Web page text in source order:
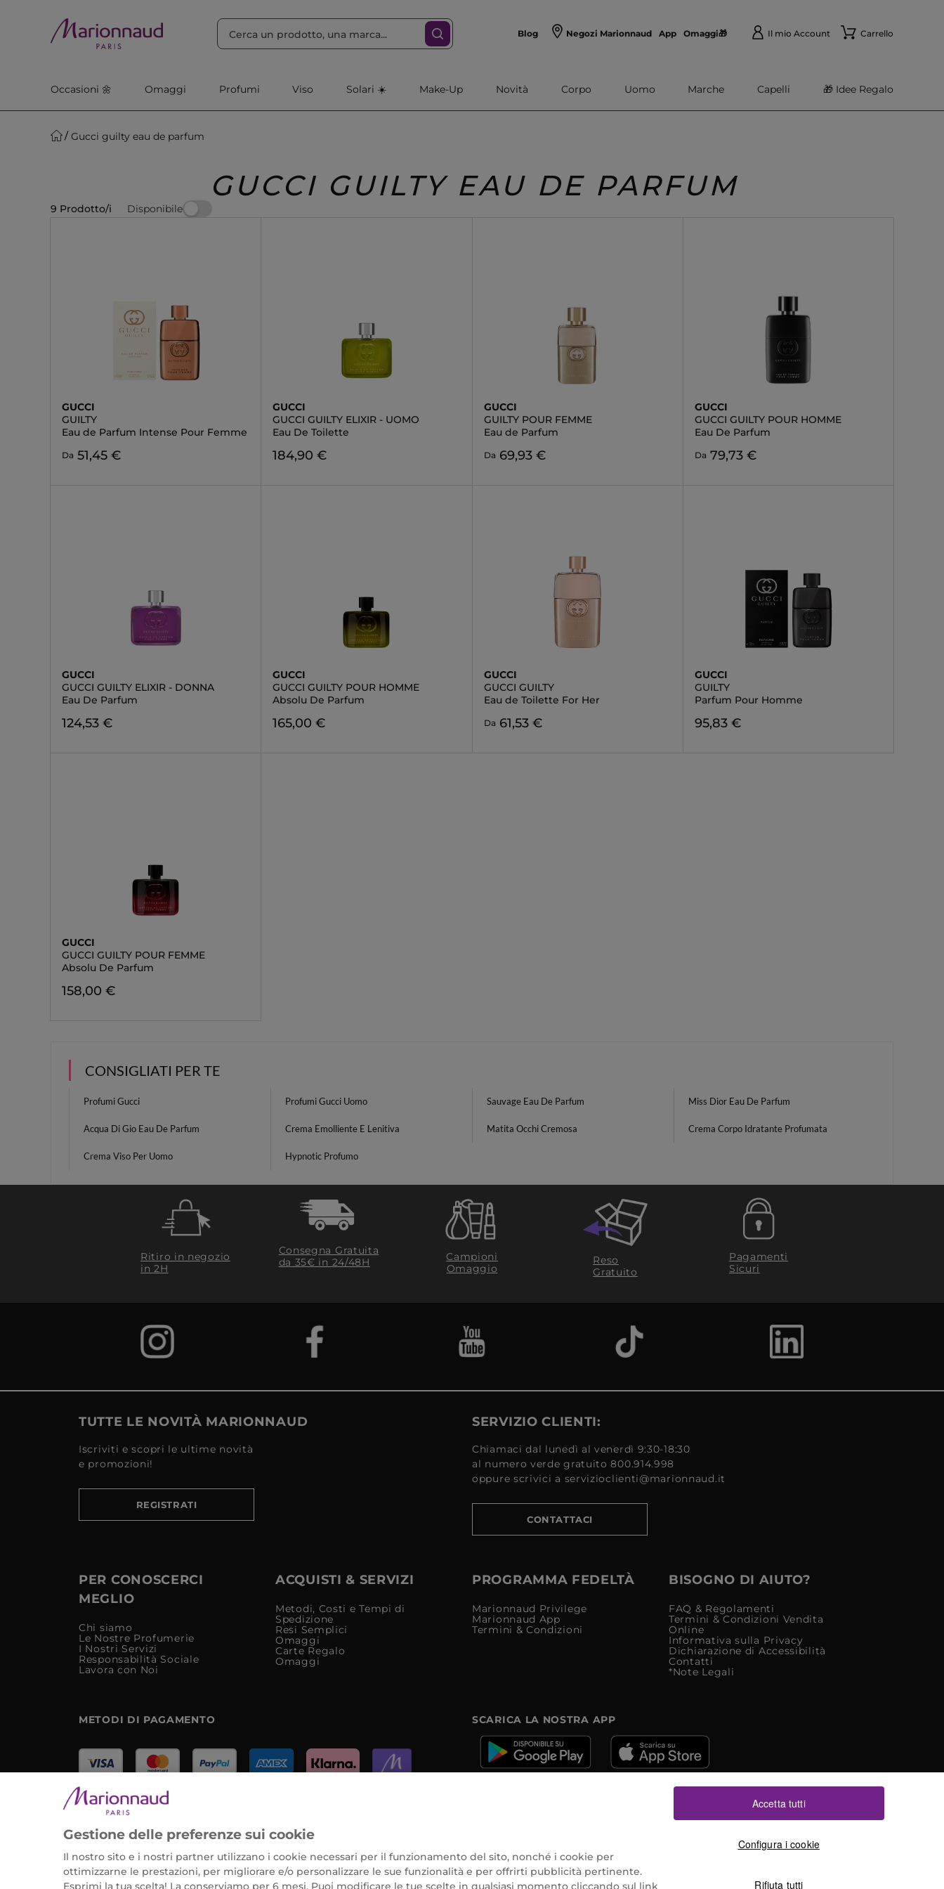
Blog Negozi Marionnaud App Omaggi🎁 Il mio Account Carrello
Occasioni 🌼 Omaggi Profumi Viso Solari ☀️ Make-Up Novità Corpo Uomo Marche Capelli 🎁 Idee Regalo
Gucci guilty eau de parfum
GUCCI GUILTY EAU DE PARFUM
9 Prodotto/i Disponibile
GUCCI
GUILTY
Eau de Parfum Intense Pour Femme
Da 51,45 €
GUCCI
GUCCI GUILTY ELIXIR - UOMO
Eau De Toilette
184,90 €
GUCCI
GUILTY POUR FEMME
Eau de Parfum
Da 69,93 €
GUCCI
GUCCI GUILTY POUR HOMME
Eau De Parfum
Da 79,73 €
GUCCI
GUCCI GUILTY ELIXIR - DONNA
Eau De Parfum
124,53 €
GUCCI
GUCCI GUILTY POUR HOMME
Absolu De Parfum
165,00 €
GUCCI
GUCCI GUILTY
Eau de Toilette For Her
Da 61,53 €
GUCCI
GUILTY
Parfum Pour Homme
95,83 €
GUCCI
GUCCI GUILTY POUR FEMME
Absolu De Parfum
158,00 €
CONSIGLIATI PER TE
Profumi Gucci Profumi Gucci Uomo Sauvage Eau De Parfum Miss Dior Eau De Parfum
Acqua Di Gio Eau De Parfum Crema Emolliente E Lenitiva Matita Occhi Cremosa Crema Corpo Idratante Profumata
Crema Viso Per Uomo Hypnotic Profumo
Ritiro in negozio
in 2H
Consegna Gratuita
da 35€​ in 24/48H
Campioni
Omaggio
Reso
Gratuito
Pagamenti
Sicuri
TUTTE LE NOVITÀ MARIONNAUD
Iscriviti e scopri le ultime novità
e promozioni!
REGISTRATI
SERVIZIO CLIENTI:
Chiamaci dal lunedì al venerdì 9:30-18:30
al numero verde gratuito 800.914.998
oppure scrivici a servizioclienti@marionnaud.it
CONTATTACI
PER CONOSCERCI
MEGLIO
Chi siamo
Le Nostre Profumerie
I Nostri Servizi
Responsabilità Sociale
Lavora con Noi
ACQUISTI & SERVIZI
Metodi, Costi e Tempi di
Spedizione
Resi Semplici
Omaggi
Carte Regalo
Omaggi
PROGRAMMA FEDELTÀ
Marionnaud Privilege
Marionnaud App
Termini & Condizioni
BISOGNO DI AIUTO?
FAQ & Regolamenti
Termini & Condizioni Vendita
Online
Informativa sulla Privacy
Dichiarazione di Accessibilità
Contatti
*Note Legali
METODI DI PAGAMENTO
Marionnaud Parfumeries Italia S.r.l.
Largo Fiera Milano 5, 20017 Rho (MI)
REA Milano 1650024 con P.IVA 13425220152.
SCARICA LA NOSTRA APP
Gestione delle preferenze sui cookie
Il nostro sito e i nostri partner utilizzano i cookie necessari per il funzionamento del sito, nonché i cookie per
ottimizzarne le prestazioni, per migliorare e/o personalizzare le sue funzionalità e per offrirti pubblicità pertinente.
Esprimi la tua scelta! La conserviamo per 6 mesi. Puoi modificare le tue scelte in qualsiasi momento cliccando sul link
Configura i cookie
Rifiuta tutti
Accetta tutti